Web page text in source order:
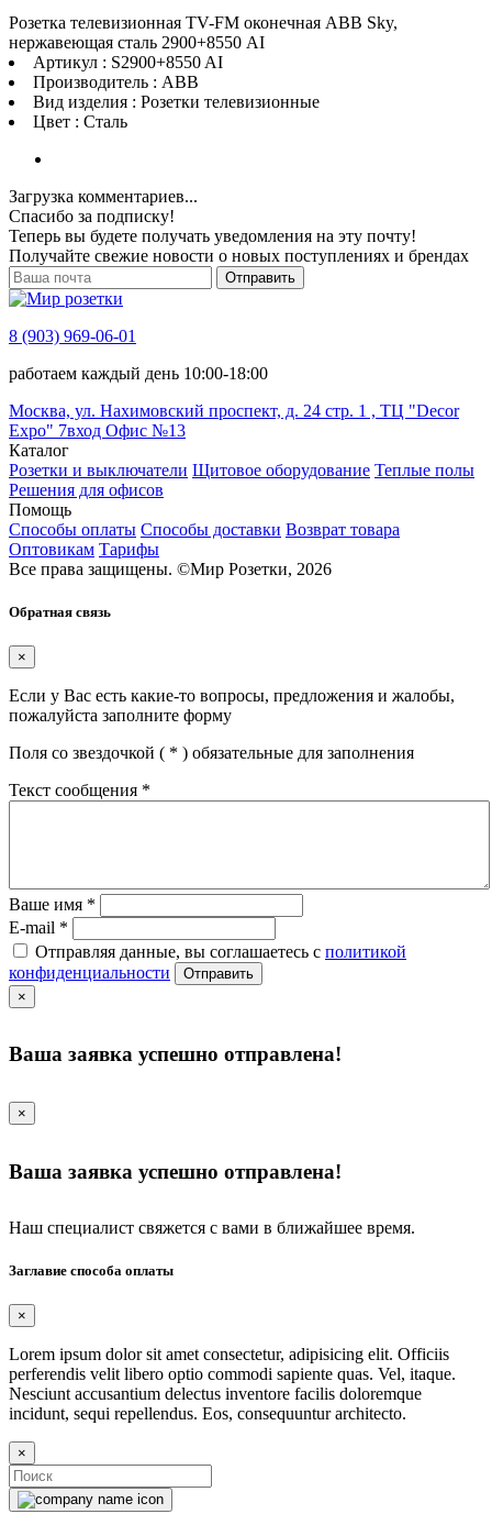
Розетка телевизионная TV-FM оконечная ABB Sky,
нержавеющая сталь 2900+8550 AI
Артикул : S2900+8550 AI
Производитель : ABB
Вид изделия : Розетки телевизионные
Цвет : Сталь
Загрузка комментариев...
Спасибо за подписку!
Теперь вы будете получать уведомления на эту почту!
Получайте свежие новости о новых поступлениях и брендах
Отправить
8 (903) 969-06-01
работаем каждый день 10:00-18:00
Москва, ул. Нахимовский проспект, д. 24 стр. 1 , ТЦ "Decor
Expo" 7вход Офис №13
Каталог
Розетки и выключатели Щитовое оборудование Теплые полы
Решения для офисов
Помощь
Способы оплаты Способы доставки Возврат товара
Оптовикам Тарифы
Все права защищены. ©Мир Розетки, 2026
Обратная связь
×
Если у Вас есть какие-то вопросы, предложения и жалобы,
пожалуйста заполните форму
Поля со звездочкой ( * ) обязательные для заполнения
Текст сообщения *
Ваше имя *
E-mail *
Отправляя данные, вы соглашаетесь с политикой
конфиденциальности
Отправить
×
Ваша заявка успешно отправлена!
×
Ваша заявка успешно отправлена!
Наш специалист свяжется с вами в ближайшее время.
Заглавие способа оплаты
×
Lorem ipsum dolor sit amet consectetur, adipisicing elit. Officiis
perferendis velit libero optio commodi sapiente quas. Vel, itaque.
Nesciunt accusantium delectus inventore facilis doloremque
incidunt, sequi repellendus. Eos, consequuntur architecto.
×